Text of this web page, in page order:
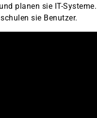
planen sie IT-
sie Benutzer.